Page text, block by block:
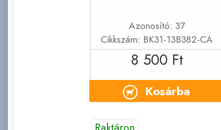
Azonosító: 37
Cikkszám: BK31-13B382-CA
8 500 Ft
Kosárba